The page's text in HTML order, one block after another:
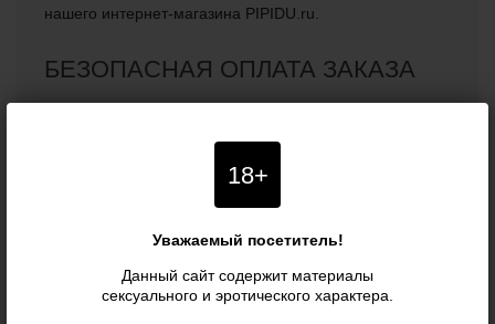
18+
Уважаемый посетитель!
Данный сайт содержит материалы
сексуального и эротического характера.
нашего интернет-магазина PIPIDU.ru.
БЕЗОПАСНАЯ ОПЛАТА ЗАКАЗА
интимные товары для взрослых теперь можно не
выходя из дома, сохраняя конфиденциальность.
связи города Баксан, а также по квитанции в
ближайшем банковском или почтовом отделении.